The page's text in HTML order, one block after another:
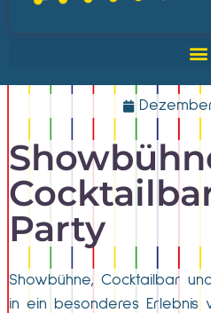
Party
Showbühne, Cocktailbar
in ein besonderes Erlebnis